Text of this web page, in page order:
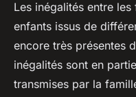
Les inégalités entre
enfants issus de
encore très présentes
inégalités sont en
transmises par la